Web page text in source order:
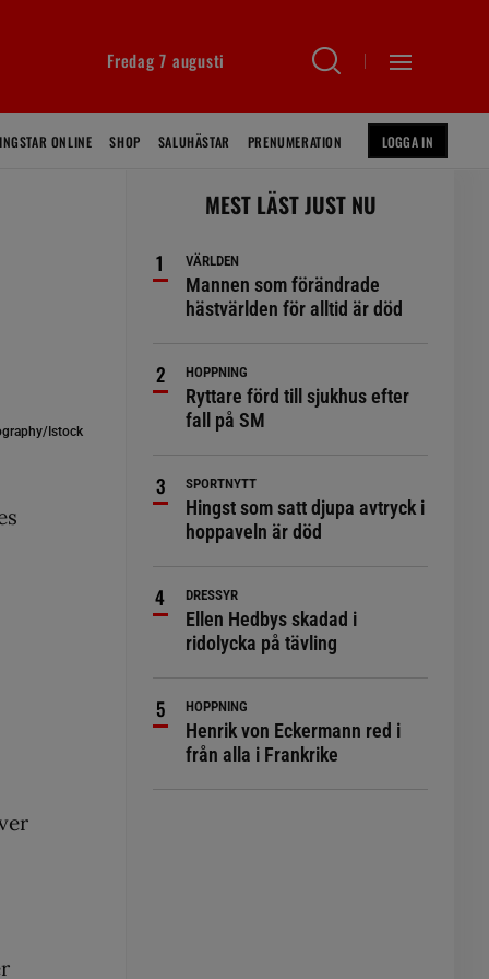
Fredag 7 augusti
ONLINE SHOP SALUHÄSTAR PRENUMERATION LOGGA IN
Istock
MEST LÄST JUST NU
VÄRLDEN
Mannen som förändrade
hästvärlden för alltid är död
HOPPNING
Ryttare förd till sjukhus efter
fall på SM
SPORTNYTT
Hingst som satt djupa avtryck i
hoppaveln är död
DRESSYR
Ellen Hedbys skadad i
ridolycka på tävling
HOPPNING
Henrik von Eckermann red i
från alla i Frankrike